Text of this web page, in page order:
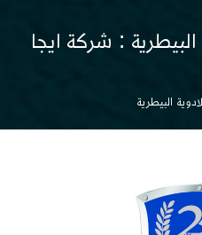
: شركة ايجا
البيطرية